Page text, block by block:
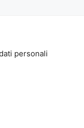
personali